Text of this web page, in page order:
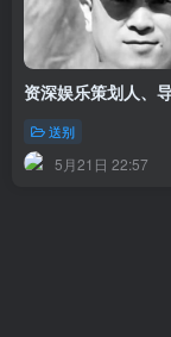
资深娱乐策划人、
送别
5月21日 22:57